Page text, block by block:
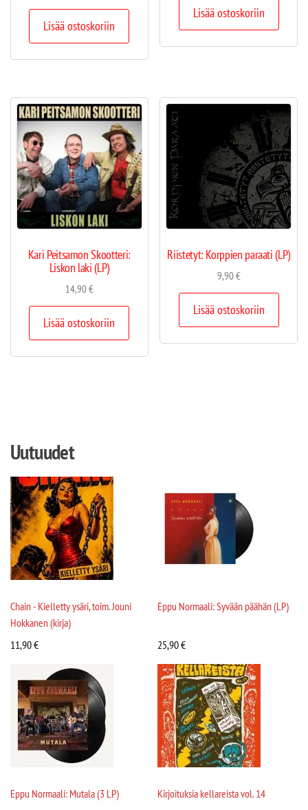
Lisää ostoskoriin
Lisää ostoskoriin
Kari Peitsamon Skootteri:
Liskon laki (LP)
14,90€
Lisää ostoskoriin
Riistetyt: Korppien paraati (LP)
9,90€
Lisää ostoskoriin
Uutuudet
Chain - Kielletty ysäri, toim. Jouni
Hokkanen (kirja)
11,90€
Eppu Normaali: Syvään päähän (LP)
25,90€
Eppu Normaali: Mutala (3 LP)
Kirjoituksia kellareista vol. 14